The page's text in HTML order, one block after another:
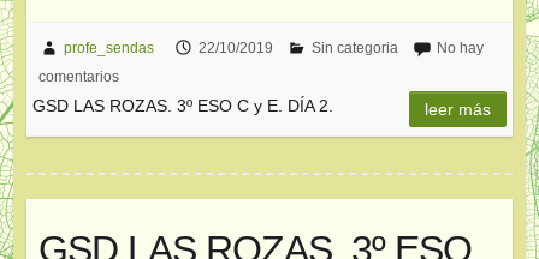
profe_sendas 22/10/2019 Sin categoria
No hay
comentarios
GSD LAS ROZAS. 3º ESO C y E. DÍA 2. leer más
GSD LAS ROZAS. 3º ESO